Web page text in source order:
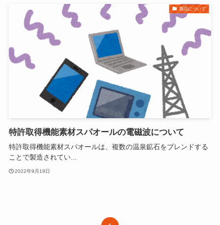
製品について
特許取得機能素材スパオールの電磁波について
特許取得機能素材スパオールは、複数の温泉鉱石をブレンドする
ことで製造されてい...
2022年9月19日